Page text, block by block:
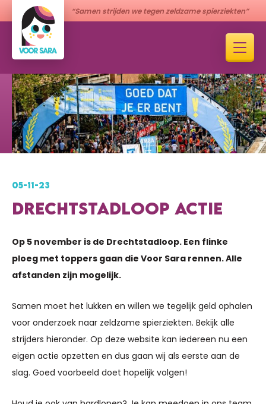
“Samen strijden we tegen zeldzame spierziekten”
05-11-23
DRECHTSTADLOOP ACTIE
Op 5 november is de Drechtstadloop. Een flinke
ploeg met toppers gaan die Voor Sara rennen. Alle
afstanden zijn mogelijk.
Samen moet het lukken en willen we tegelijk geld ophalen
voor onderzoek naar zeldzame spierziekten. Bekijk alle
strijders hieronder. Op deze website kan iedereen nu een
eigen actie opzetten en dus gaan wij als eerste aan de
slag. Goed voorbeeld doet hopelijk volgen!